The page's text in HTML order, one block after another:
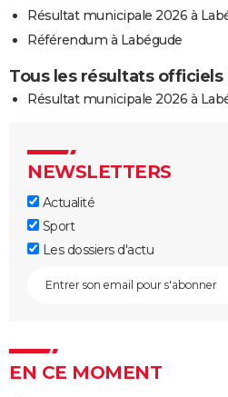
Résultat municipale 2026 à
Référendum à Labégude
Tous les résultats officiels
Résultat municipale 2026 à
NEWSLETTERS
Actualité
Sport
Les dossiers d'actu
EN CE MOMENT